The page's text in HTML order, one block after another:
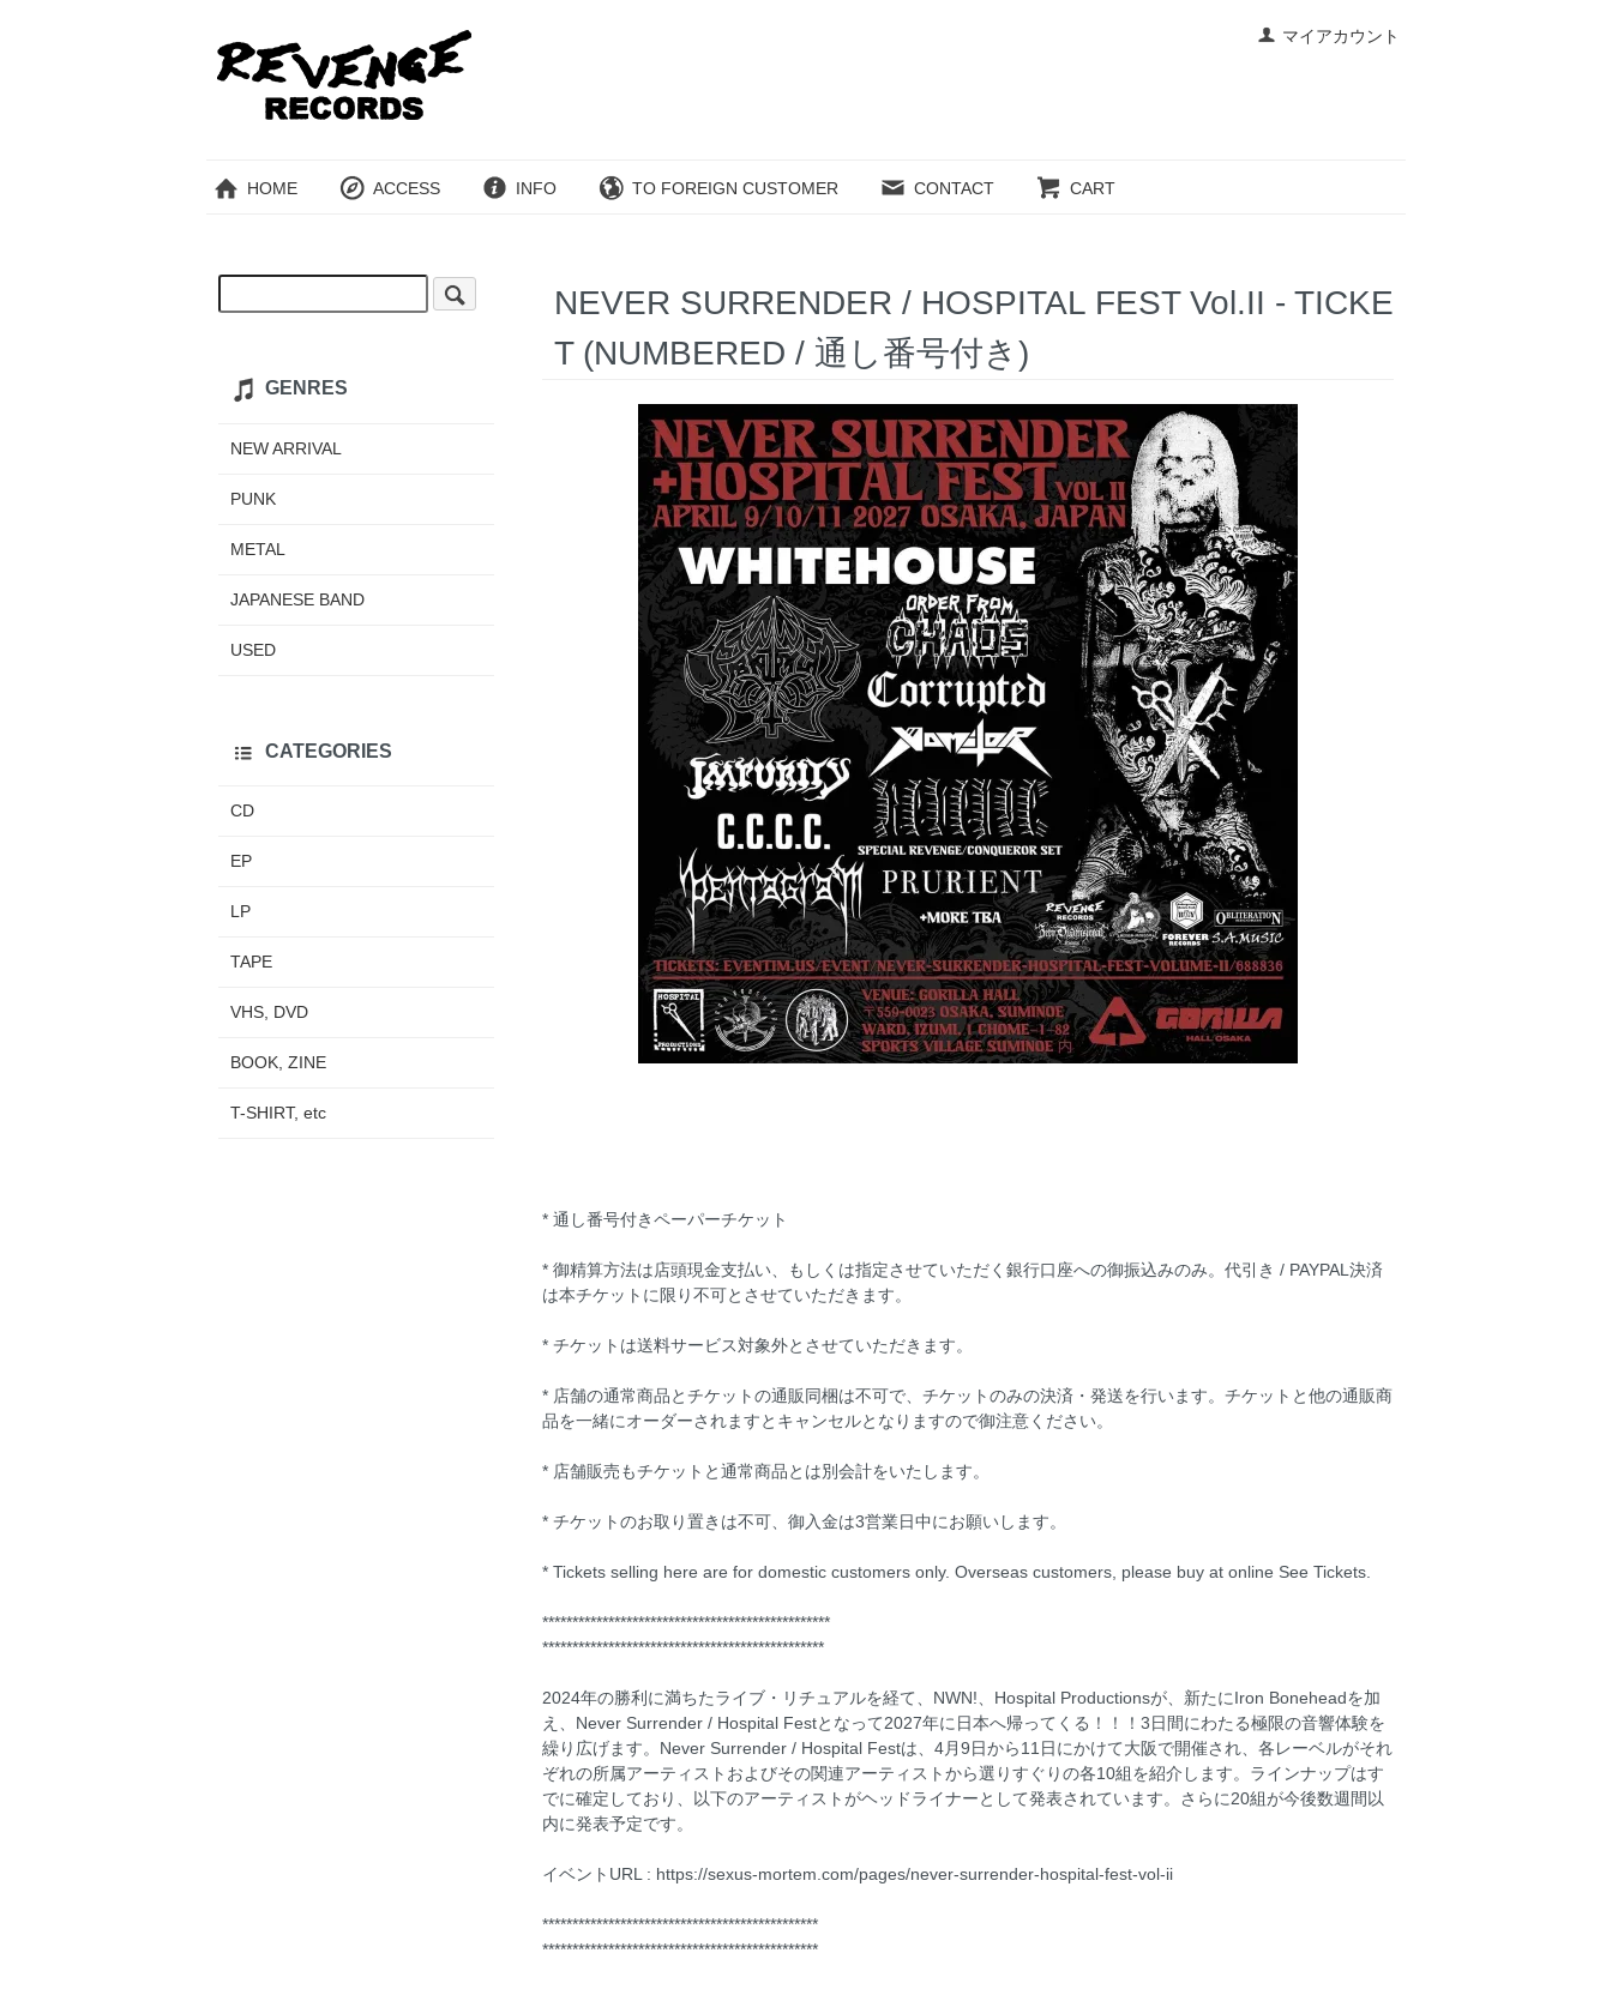
マイアカウント
HOME ACCESS INFO TO FOREIGN CUSTOMER CONTACT CART
NEVER SURRENDER / HOSPITAL FEST Vol.II - TICKE
T (NUMBERED / 通し番号付き)
* 通し番号付きペーパーチケット
* 御精算方法は店頭現金支払い、もしくは指定させていただく銀行口座への御振込みのみ。代引き / PAYPAL決済
は本チケットに限り不可とさせていただきます。
* チケットは送料サービス対象外とさせていただきます。
* 店舗の通常商品とチケットの通販同梱は不可で、チケットのみの決済・発送を行います。チケットと他の通販商
品を一緒にオーダーされますとキャンセルとなりますので御注意ください。
* 店舗販売もチケットと通常商品とは別会計をいたします。
* チケットのお取り置きは不可、御入金は3営業日中にお願いします。
* Tickets selling here are for domestic customers only. Overseas customers, please buy at online See Tickets.
************************************************
***********************************************
2024年の勝利に満ちたライブ・リチュアルを経て、NWN!、Hospital Productionsが、新たにIron Boneheadを加
え、Never Surrender / Hospital Festとなって2027年に日本へ帰ってくる！！！3日間にわたる極限の音響体験を
繰り広げます。Never Surrender / Hospital Festは、4月9日から11日にかけて大阪で開催され、各レーベルがそれ
ぞれの所属アーティストおよびその関連アーティストから選りすぐりの各10組を紹介します。ラインナップはす
でに確定しており、以下のアーティストがヘッドライナーとして発表されています。さらに20組が今後数週間以
内に発表予定です。
イベントURL : https://sexus-mortem.com/pages/never-surrender-hospital-fest-vol-ii
**********************************************
**********************************************
GENRES
NEW ARRIVAL
PUNK
METAL
JAPANESE BAND
USED
CATEGORIES
CD
EP
LP
TAPE
VHS, DVD
BOOK, ZINE
T-SHIRT, etc